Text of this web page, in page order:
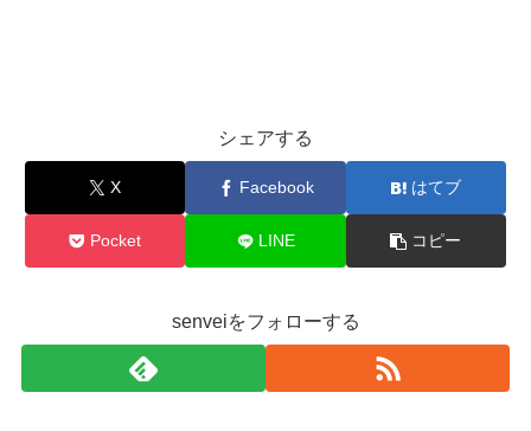
シェアする
X Facebook はてブ
Pocket LINE コピー
senveiをフォローする